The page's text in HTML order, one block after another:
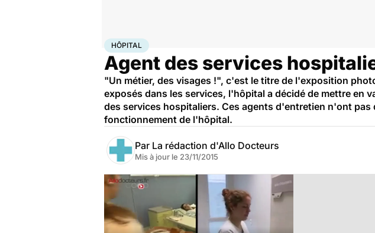
AccueilSantéSociété
HÔPITAL
Agent des services
"Un métier, des visages !", c'est le titre de l'exposition
exposés dans les services, l'hôpital a décidé de mettre en
des services hospitaliers. Ces agents d'entretien n'ont
fonctionnement de l'hôpital.
Par La rédaction d'Allo Docteurs
Mis à jour le 23/11/2015